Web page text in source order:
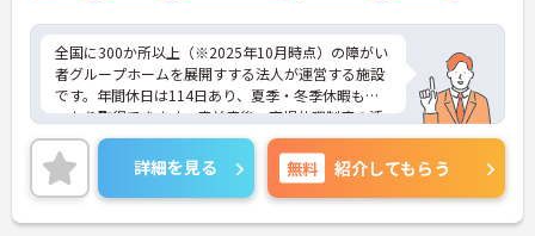
全国に300か所以上（※2025年10月時点）の障がい
者グループホームを展開すする法人が運営する施設
です。年間休日は114日あり、夏季・冬季休暇もし
っかり取得できます。産前産後・育児休暇制度の活
用実績も豊富で、子育て中の方も多数活躍してお
り、ライフステージに変化があっても安心して長く
働ける環境です。職場では20代から60代まで幅広い
年代のスタッフがそれぞれの経験を活かして活躍し
ています。一般社員研修や外部勉強会受講支援な
詳細を見る 無料 紹介してもらう